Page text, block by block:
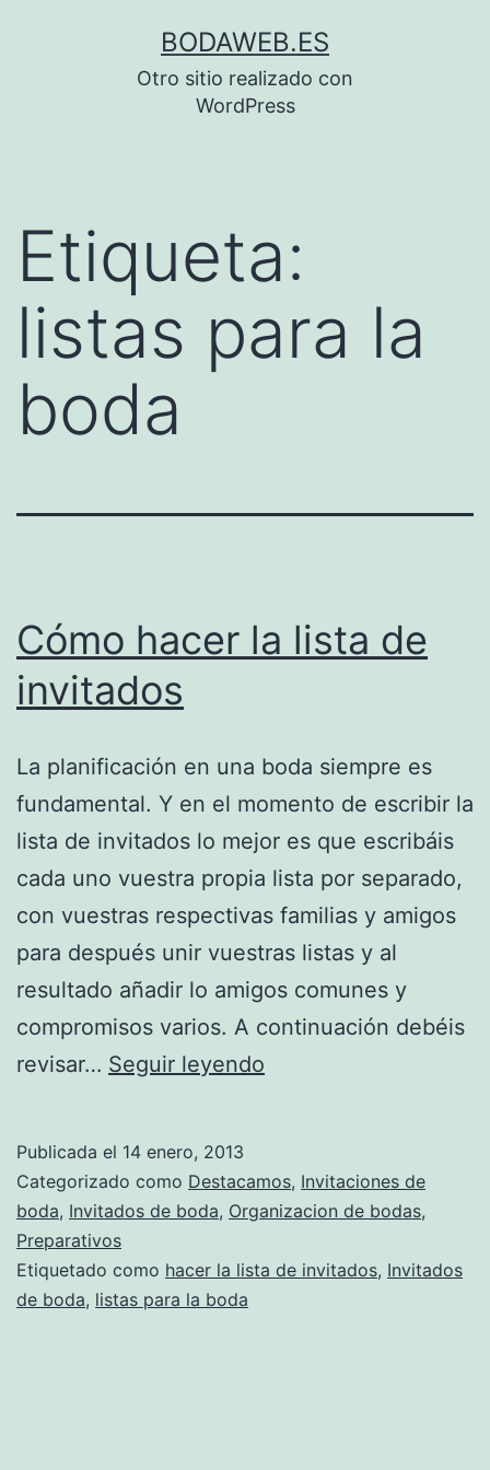
BODAWEB.ES
Otro sitio realizado con
WordPress
Etiqueta:
listas para la
boda
Cómo hacer la lista de
invitados
La planificación en una boda siempre es
fundamental. Y en el momento de escribir la
lista de invitados lo mejor es que escribáis
cada uno vuestra propia lista por separado,
con vuestras respectivas familias y amigos
para después unir vuestras listas y al
resultado añadir lo amigos comunes y
compromisos varios. A continuación debéis
revisar… Seguir leyendo
lista
de
Publicada el 14 enero, 2013
Categorizado como Destacamos, Invitaciones de
boda, Invitados de boda, Organizacion de bodas,
Preparativos
Etiquetado como hacer la lista de invitados, Invitados
de boda, listas para la boda